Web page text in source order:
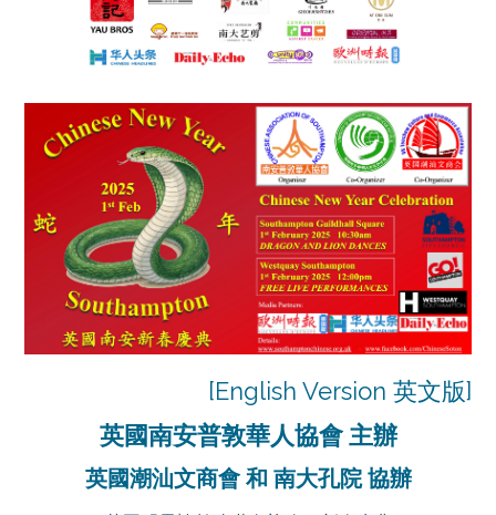
[English Version 英文版]
英國南安普敦華人協會 主辦
英國潮汕文商會 和 南大孔院 協辦